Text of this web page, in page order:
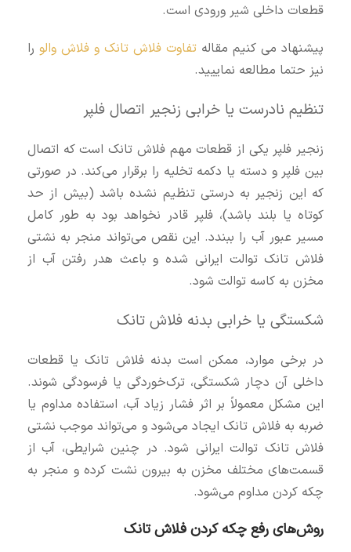
قطعات داخلی شیر ورودی است.
پیشنهاد می کنیم مقاله تفاوت فلاش تانک و فلاش والو را
نیز حتما مطالعه نماییید.
تنظیم نادرست یا خرابی زنجیر اتصال فلپر
زنجیر فلپر یکی از قطعات مهم فلاش تانک است که اتصال
بین فلپر و دسته یا دکمه تخلیه را برقرار می‌کند. در صورتی
که این زنجیر به درستی تنظیم نشده باشد (بیش از حد
کوتاه یا بلند باشد)، فلپر قادر نخواهد بود به طور کامل
مسیر عبور آب را ببندد. این نقص می‌تواند منجر به نشتی
فلاش تانک توالت ایرانی شده و باعث هدر رفتن آب از
مخزن به کاسه توالت شود.
شکستگی یا خرابی بدنه فلاش تانک
در برخی موارد، ممکن است بدنه فلاش تانک یا قطعات
داخلی آن دچار شکستگی، ترک‌خوردگی یا فرسودگی شوند.
این مشکل معمولاً بر اثر فشار زیاد آب، استفاده مداوم یا
ضربه به فلاش تانک ایجاد می‌شود و می‌تواند موجب نشتی
فلاش تانک توالت ایرانی شود. در چنین شرایطی، آب از
قسمت‌های مختلف مخزن به بیرون نشت کرده و منجر به
چکه کردن مداوم می‌شود.
روش‌های رفع چکه کردن فلاش تانک